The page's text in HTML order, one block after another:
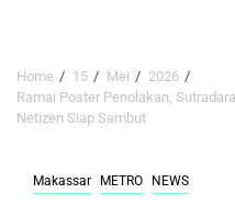
Home 15 Mei
2026
Ramai Poster Penolakan,
Netizen Siap Sambut
Makassar METRO NEWS